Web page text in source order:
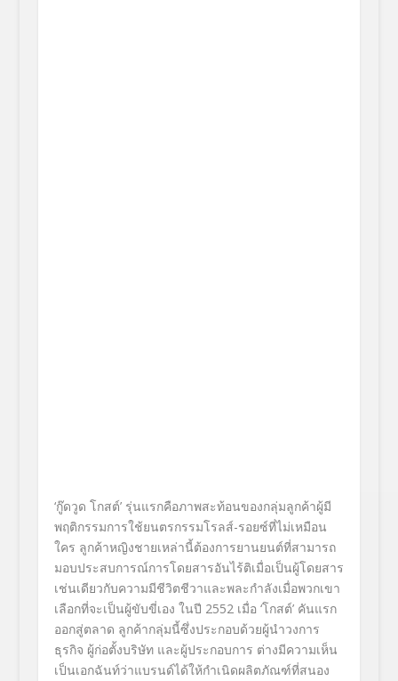
‘กู๊ดวูด โกสต์’ รุ่นแรกคือภาพสะท้อนของกลุ่มลูกค้าผู้มี
พฤติกรรมการใช้ยนตรกรรมโรลส์-รอยซ์ที่ไม่เหมือน
ใคร ลูกค้าหญิงชายเหล่านี้ต้องการยานยนต์ที่สามารถ
มอบประสบการณ์การโดยสารอันไร้ติเมื่อเป็นผู้โดยสาร
เช่นเดียวกับความมีชีวิตชีวาและพละกำลังเมื่อพวกเขา
เลือกที่จะเป็นผู้ขับขี่เอง ในปี 2552 เมื่อ ‘โกสต์’ คันแรก
ออกสู่ตลาด ลูกค้ากลุ่มนี้ซึ่งประกอบด้วยผู้นำวงการ
ธุรกิจ ผู้ก่อตั้งบริษัท และผู้ประกอบการ ต่างมีความเห็น
เป็นเอกฉันท์ว่าแบรนด์ได้ให้กำเนิดผลิตภัณฑ์ที่สนอง